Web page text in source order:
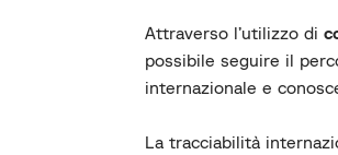
Attraverso l’utilizzo di
possibile seguire il
internazionale e
La tracciabilità